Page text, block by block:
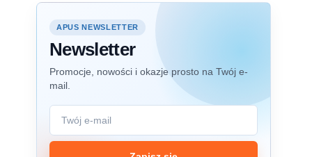
APUS NEWSLETTER
Newsletter
Promocje, nowości i okazje prosto na Twój e-
mail.